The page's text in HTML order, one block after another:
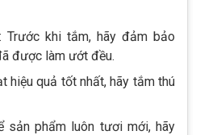
Trước khi tắm, hãy đảm bảo
được làm ướt đều.
hiệu quả tốt nhất, hãy tắm thú
sản phẩm luôn tươi mới, hãy